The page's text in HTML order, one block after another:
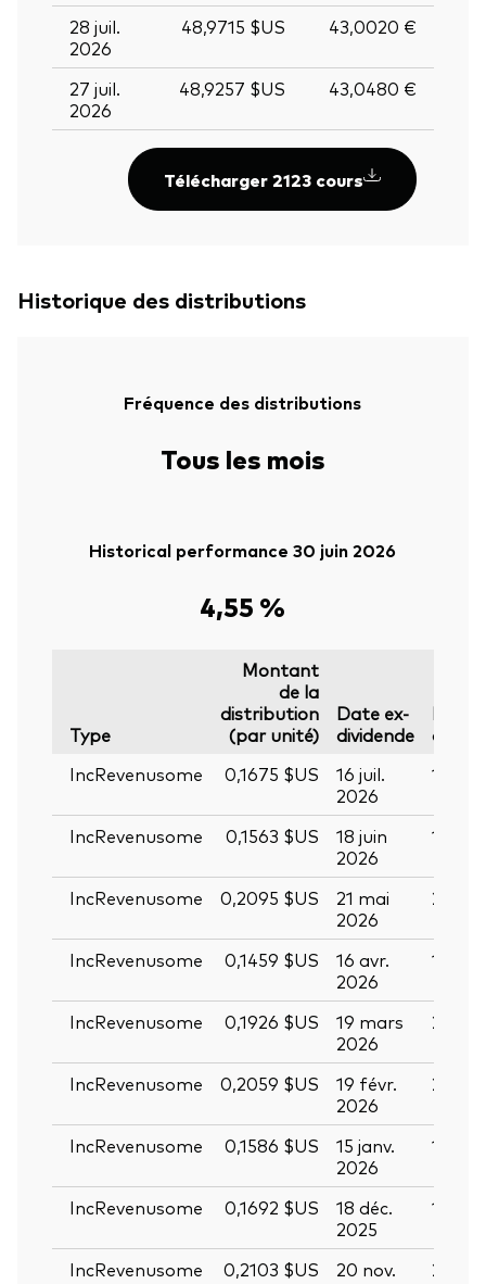
Retour en
28 juil.
2026
48,9715 $US 43,0020 €
27 juil.
2026
48,9257 $US 43,0480 €
Télécharger 2123 cours
Historique des distributions
Fréquence des distributions
Tous les mois
Historical performance 30 juin 2026
4,55 %
Type
Montant
de la
distribution
(par unité)
Date ex-
dividende
Date
IncRevenusome
0,1675 $US
16 juil.
2026
17
IncRevenusome 0,1563 $US
18 juin
2026
19
IncRevenusome 0,2095 $US
21 mai
2026
22
IncRevenusome 0,1459 $US
16 avr.
2026
17
IncRevenusome 0,1926 $US
19 mars
2026
20
IncRevenusome 0,2059 $US
19 févr.
2026
20
IncRevenusome 0,1586 $US
15 janv.
2026
16
IncRevenusome 0,1692 $US
18 déc.
2025
19
IncRevenusome 0,2103 $US
20 nov.
21